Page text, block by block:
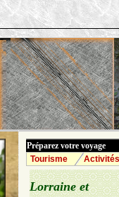
Préparez votre voyage
Tourisme Activités
Lorraine et